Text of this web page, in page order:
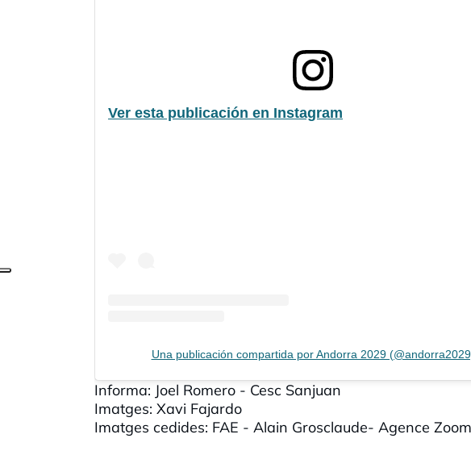
Ver esta publicación en Instagram
Una publicación compartida por Andorra 2029
Informa: Joel Romero - Cesc Sanjuan
Imatges: Xavi Fajardo
Imatges cedides: FAE - Alain Grosclaude- Agence Zoom